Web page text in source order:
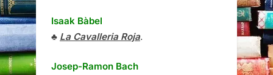
Isaak Bàbel
♣ La Cavalleria Roja.
Josep-Ramon Bach